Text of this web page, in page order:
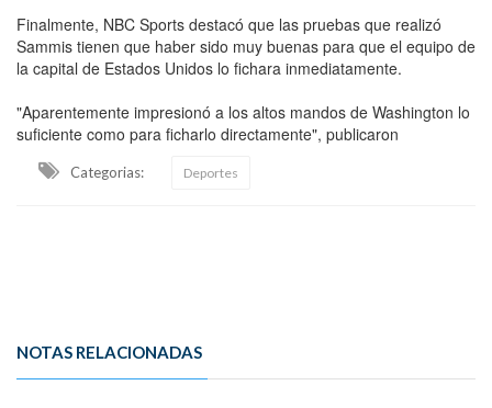
Finalmente, NBC Sports destacó que las pruebas que realizó
Sammis tienen que haber sido muy buenas para que el equipo de
la capital de Estados Unidos lo fichara inmediatamente.
"Aparentemente impresionó a los altos mandos de Washington lo
suficiente como para ficharlo directamente", publicaron
Categorias: Deportes
NOTAS RELACIONADAS